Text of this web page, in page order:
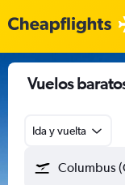
Vuelos
Ida y vuelta
Columbus